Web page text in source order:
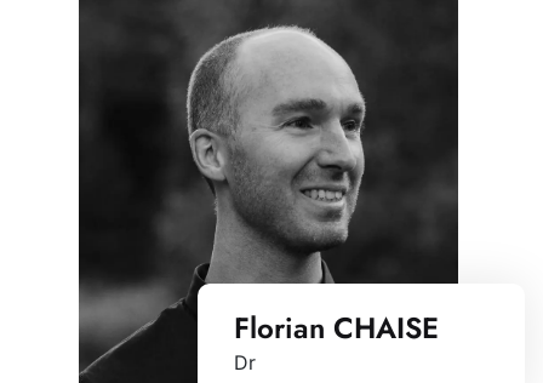
Florian CHAISE
Dr